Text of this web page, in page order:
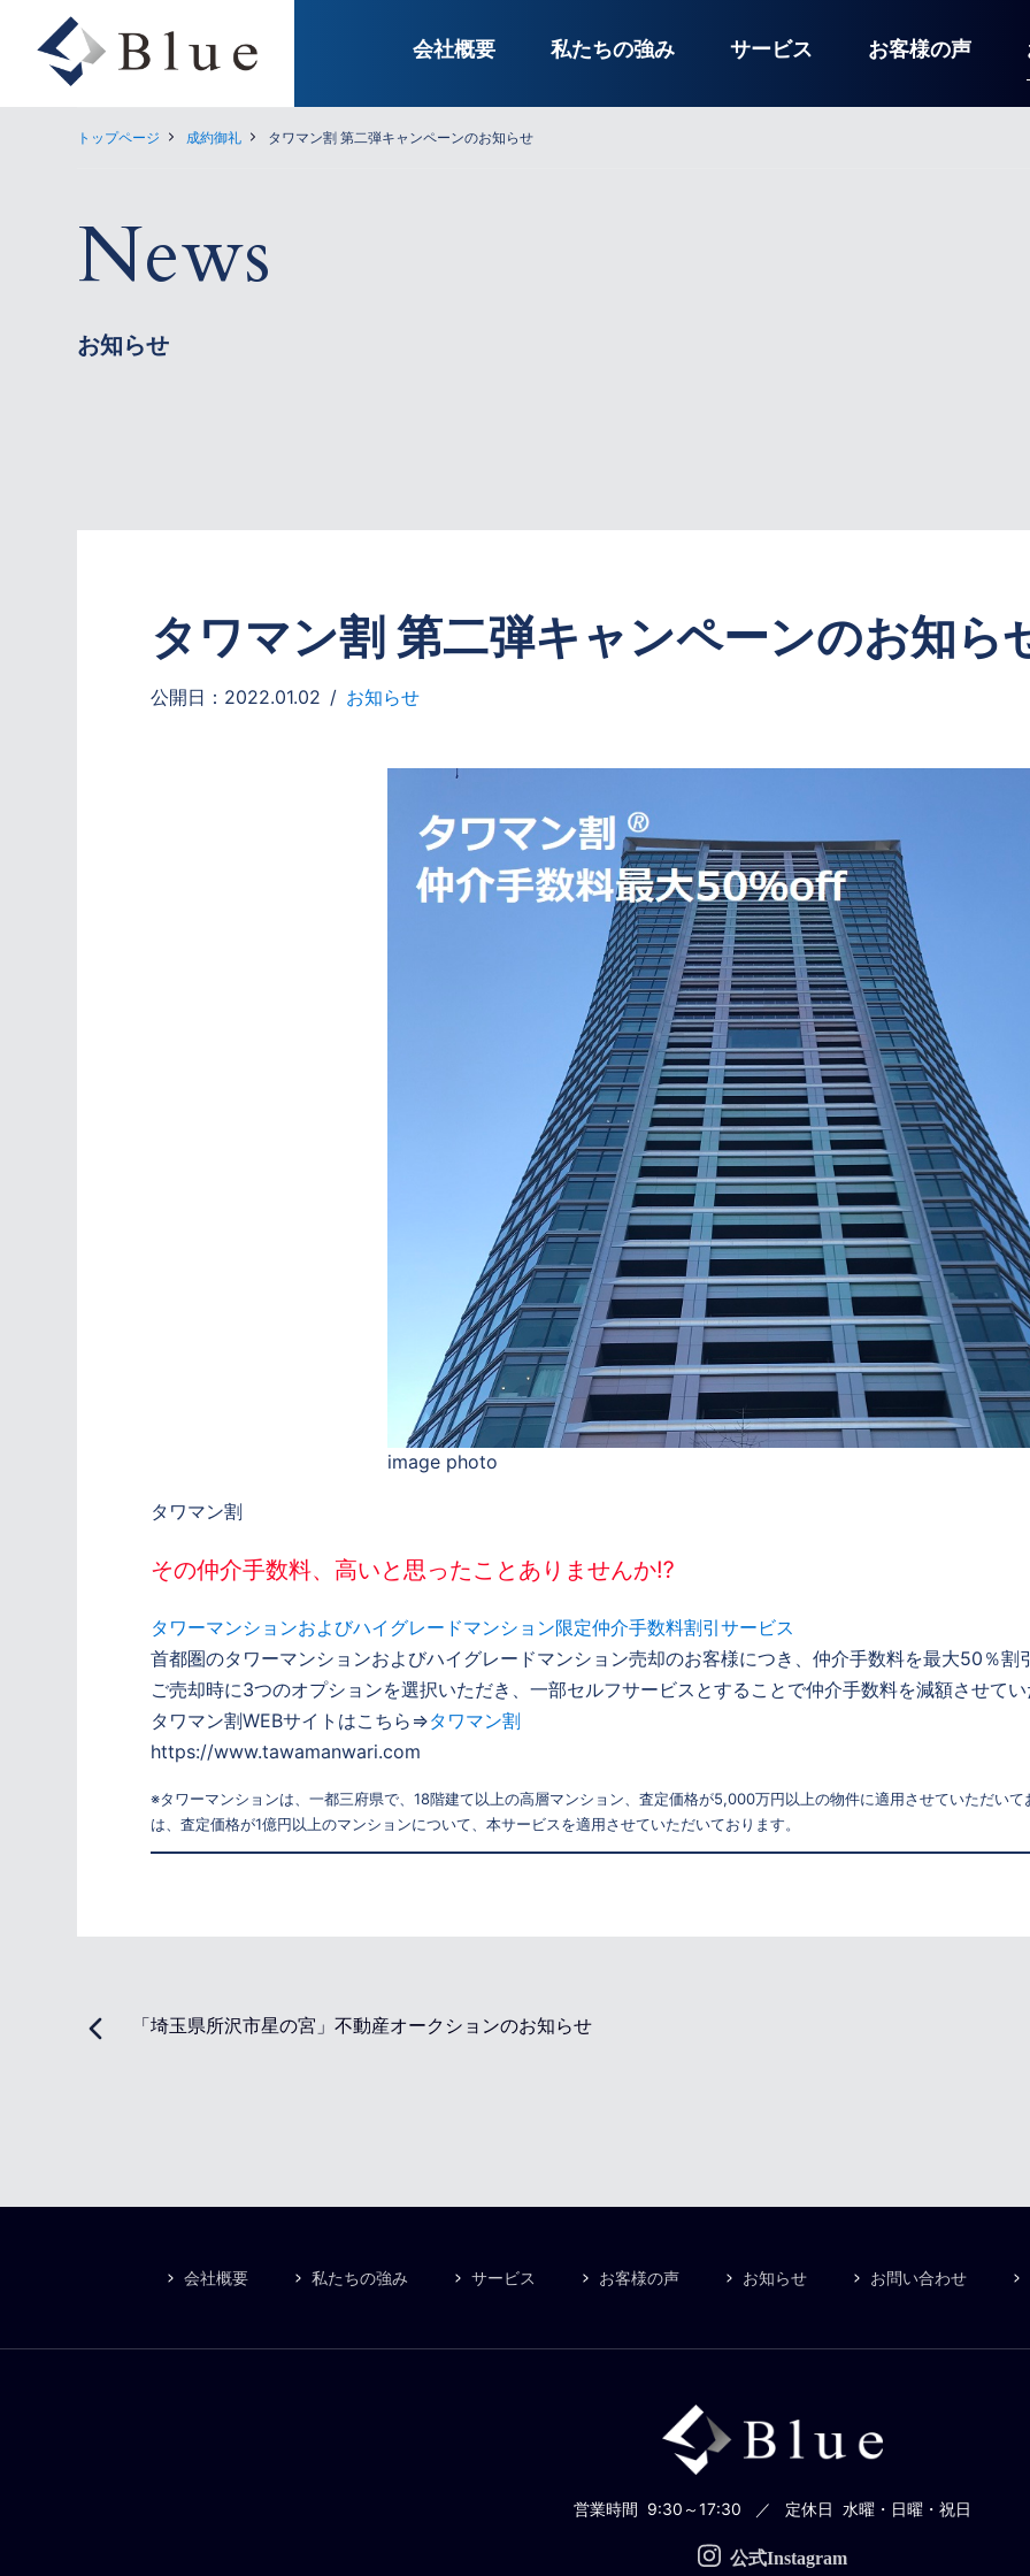
会社概要 私たちの強み サービス お客様の声
トップページ 成約御礼 タワマン割 第二弾キャンペーンのお知らせ
News
お知らせ
タワマン割 第二弾キャンペーンのお知ら
公開日：2022.01.02 お知らせ
image photo
タワマン割
その仲介手数料、高いと思ったことありませんか⁉
タワーマンションおよびハイグレードマンション限定仲介手数料割引サービス
首都圏のタワーマンションおよびハイグレードマンション売却のお客様につき、仲介手数料を最大50％割
ご売却時に3つのオプションを選択いただき、一部セルフサービスとすることで仲介手数料を減額させて
タワマン割WEBサイトはこちら⇒タワマン割
https://www.tawamanwari.com
※タワーマンションは、一都三府県で、18階建て以上の高層マンション、査定価格が5,000万円以上の物件に適用させていただい
は、査定価格が1億円以上のマンションについて、本サービスを適用させていただいております。
「埼玉県所沢市星の宮」不動産オークションのお知らせ
会社概要 私たちの強み サービス お客様の声 お知らせ お問い合わせ
営業時間 9:30～17:30 定休日 水曜・日曜・祝日
公式Instagram